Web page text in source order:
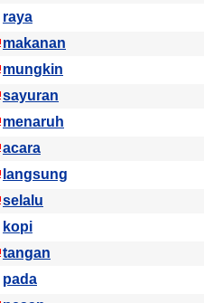
raya
makanan
mungkin
sayuran
menaruh
acara
langsung
selalu
kopi
tangan
pada